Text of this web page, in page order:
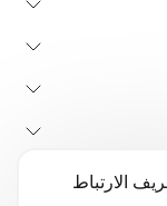
الارتباط